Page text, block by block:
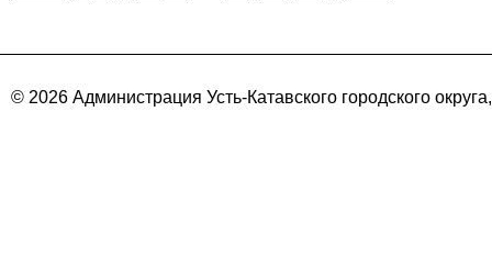
© 2026 Администрация Усть-Катавского городского